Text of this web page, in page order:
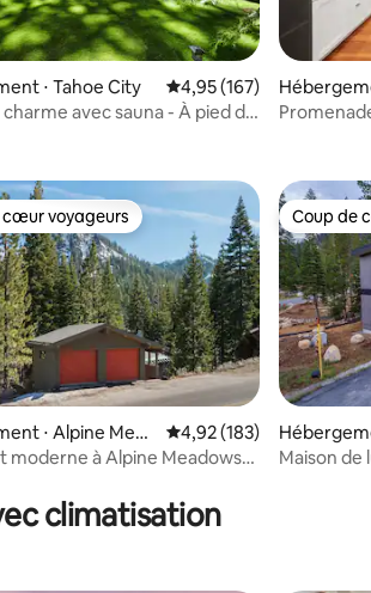
base de 120 commentaires : 4,99 sur 5
⋅ Tahoe City Évaluation moyenne sur
4,95 (167)
avec sauna - À pied du
la base de 69 commentaires : 4,91 sur 5
cœur voyageurs
cœur voyageurs
⋅ Alpine Mead
Évaluation moyenne sur
4,92 (183)
moderne à Alpine Meadows
Coup de
Coup de
Maison de
climatisation